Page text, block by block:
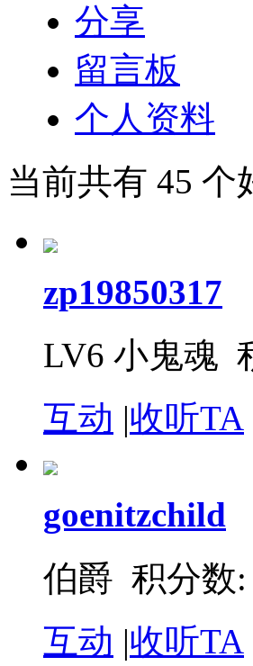
分享
留言板
个人资料
当前共有 45 个
zp19850317
LV6 小鬼魂
互动 |收听TA
goenitzchild
伯爵 积分数:
互动 |收听TA